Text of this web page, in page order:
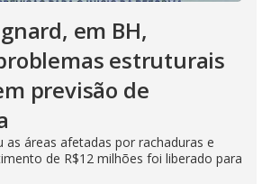
em BH,
estruturais
previsão de
as áreas afetadas por rachaduras e
de R$12 milhões foi liberado para